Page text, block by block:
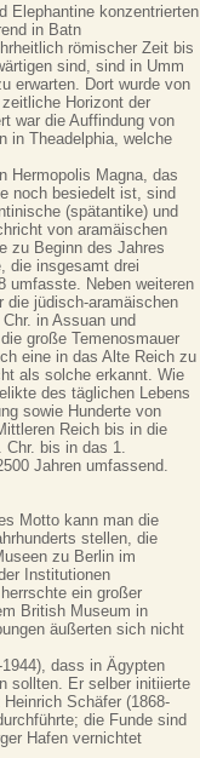
Elephantine konzentrierten
in Batn
römischer Zeit bis
sind, sind in Umm
erwarten. Dort wurde von
Horizont der
war die Auffindung von
in Theadelphia, welche
Hermopolis Magna, das
noch besiedelt ist, sind
(spätantike) und
von aramäischen
zu Beginn des Jahres
die insgesamt drei
umfasste. Neben weiteren
die jüdisch-aramäischen
in Assuan und
große Temenosmauer
eine in das Alte Reich zu
als solche erkannt. Wie
des täglichen Lebens
sowie Hunderte von
Reich bis in die
bis in das 1.
Jahren umfassend.
Motto kann man die
stellen, die
zu Berlin im
Institutionen
ein großer
British Museum in
äußerten sich nicht
dass in Ägypten
sollten. Er selber initiierte
Schäfer (1868-
die Funde sind
Hafen vernichtet